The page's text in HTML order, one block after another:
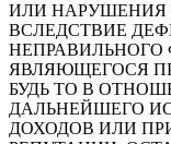
ИЛИ НАРУШЕНИЯ
ВСЛЕДСТВИЕ
ЯВЛЯЮЩЕГОСЯ
БУДЬ ТО В
ДАЛЬНЕЙШЕГО
ДОХОДОВ ИЛИ